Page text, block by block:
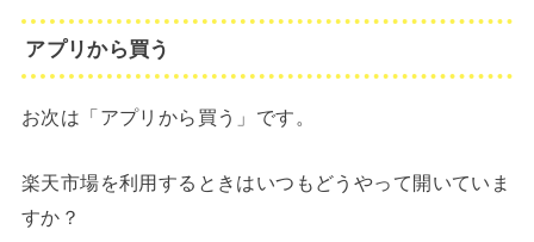
アプリから買う
お次は「アプリから買う」です。
楽天市場を利用するときはいつもどうやって開いていま
すか？